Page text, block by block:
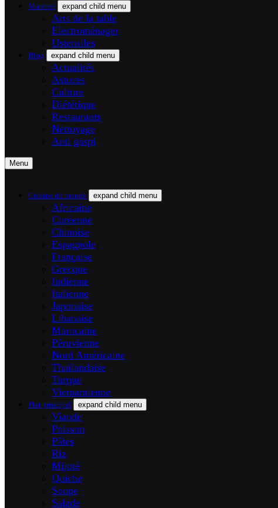
Matériel expand child menu
Arts de la table
Electroménager
Ustensiles
Blog expand child menu
Actualités
Astuces
Culture
Diététique
Restaurants
Nettoyage
Anti gaspi
Menu
Cuisine du monde expand child menu
Africaine
Coréenne
Chinoise
Espagnole
Française
Grecque
Indienne
Italienne
Japonaise
Libanaise
Marocaine
Péruvienne
Nord Américaine
Thaïlandaise
Turque
Vietnamienne
Plat principal expand child menu
Viande
Poisson
Pâtes
Riz
Mijoté
Quiche
Soupe
Salade